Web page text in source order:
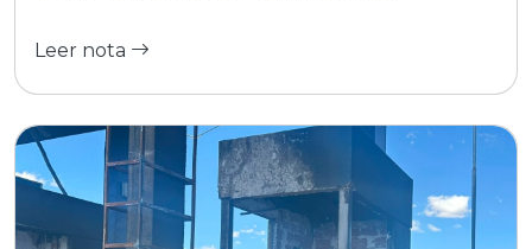
Leer nota